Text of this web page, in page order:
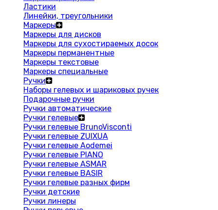
Ластики
Линейки, треугольники
Маркеры
Маркеры для дисков
Маркеры для сухостираемых досок
Маркеры перманентные
Маркеры текстовые
Маркеры специальные
Ручки
Наборы гелевых и шариковых ручек
Подарочные ручки
Ручки автоматические
Ручки гелевые
Ручки гелевые BrunoVisconti
Ручки гелевые ZUIXUA
Ручки гелевые Aodemei
Ручки гелевые PIANO
Ручки гелевые ASMAR
Ручки гелевые BASIR
Ручки гелевые разных фирм
Ручки детские
Ручки линеры